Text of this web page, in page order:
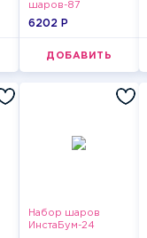
шаров-87
6202 P
ДОБАВИТЬ
Набор шаров
ИнстаБум-24